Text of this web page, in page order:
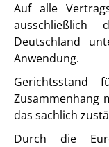
Auf alle
ausschließlich
Deutschland
Anwendung.
Gerichtsstand
Zusammenhang
das sachlich
Durch die